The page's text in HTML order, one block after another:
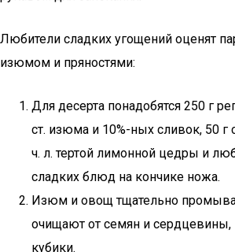
Любители сладких угощений оценят
изюмом и пряностями:
Для десерта понадобятся 250 г
ст. изюма и 10%-ных сливок, 50 г
ч. л. тертой лимонной цедры и
сладких блюд на кончике ножа.
Изюм и овощ тщательно
очищают от семян и сердцевины,
кубики.